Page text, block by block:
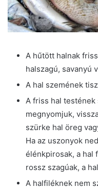
A hűtött halnak
halszagú, savanyú
A hal szemének
A friss hal
megnyomjuk,
szürke hal öreg
Ha az uszonyok
élénkpirosak, a hal
rossz szagúak, a
A halfiléknek nem